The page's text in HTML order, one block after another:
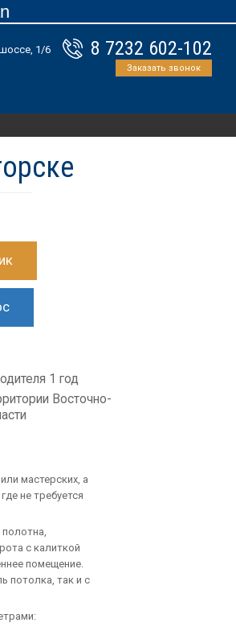
8 7232 602-102
Заказать звонок
1/6
1 год
Восточно-
мастерских, а
не требуется
с калиткой
помещение.
потолка, так и с